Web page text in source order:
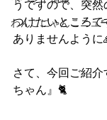
わんこにゃんこニュ
うですので、突
つけたいところ
ありませんように
さて、今回ご紹
ちゃん』🐈